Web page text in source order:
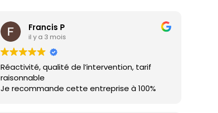
Francis P
il y a 3 mois
Réactivité, qualité de l’intervention, tarif
raisonnable
Je recommande cette entreprise à 100%